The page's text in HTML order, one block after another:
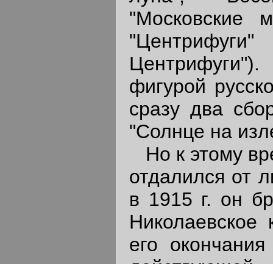
"Московские
фигурой
сразу два
"Солнце на
Но к этому
отдалился от
в 1915 г. он
Николаевское
его